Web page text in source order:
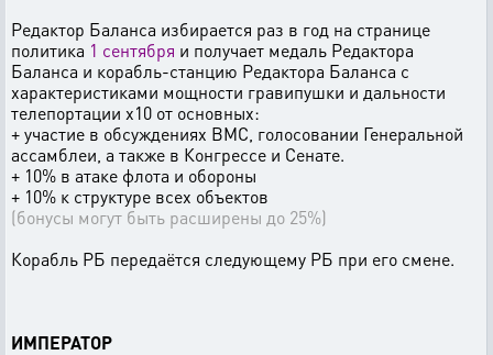
Редактор Баланса избирается раз в год на странице
политика 1 сентября и получает медаль Редактора
Баланса и корабль-станцию Редактора Баланса с
характеристиками мощности гравипушки и дальности
телепортации х10 от основных:
+ участие в обсуждениях ВМС, голосовании Генеральной
ассамблеи, а также в Конгрессе и Сенате.
+ 10% в атаке флота и обороны
+ 10% к структуре всех объектов
(бонусы могут быть расширены до 25%)
Корабль РБ передаётся следующему РБ при его смене.
ИМПЕРАТОР